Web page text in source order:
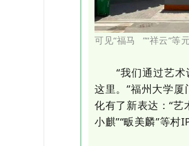
可见“福马 ”“祥云”等
“我们通过艺术设
这里。”福州大学
化有了新表达：“艺
小麒”“畈美麟”等村